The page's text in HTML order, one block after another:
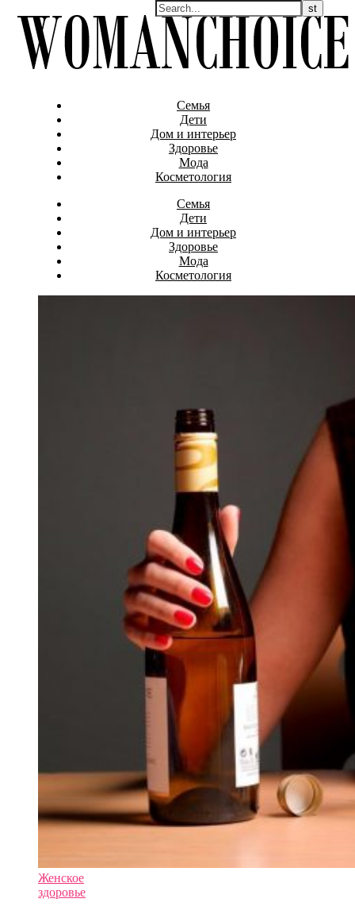
Семья
Дети
Дом и интерьер
Здоровье
Мода
Косметология
Семья
Дети
Дом и интерьер
Здоровье
Мода
Косметология
Женское
здоровье